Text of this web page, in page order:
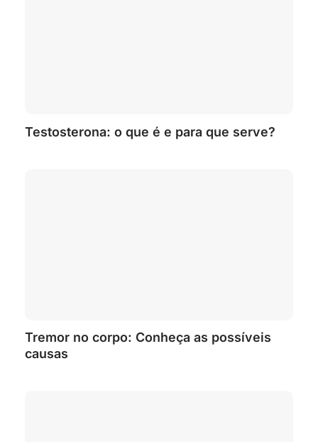
Testosterona: o que é e para que serve?
Tremor no corpo: Conheça as possíveis
causas